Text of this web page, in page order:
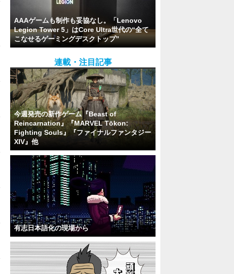
AAAゲームも制作も妥協なし。「Lenovo
Legion Tower 5」はCore Ultra世代の“全て
こなせるゲーミングデスクトップ”
連載・注目記事
今週発売の新作ゲーム『Beast of
Reincarnation』『MARVEL Tōkon:
Fighting Souls』『ファイナルファンタジー
XIV』他
有志日本語化の現場から